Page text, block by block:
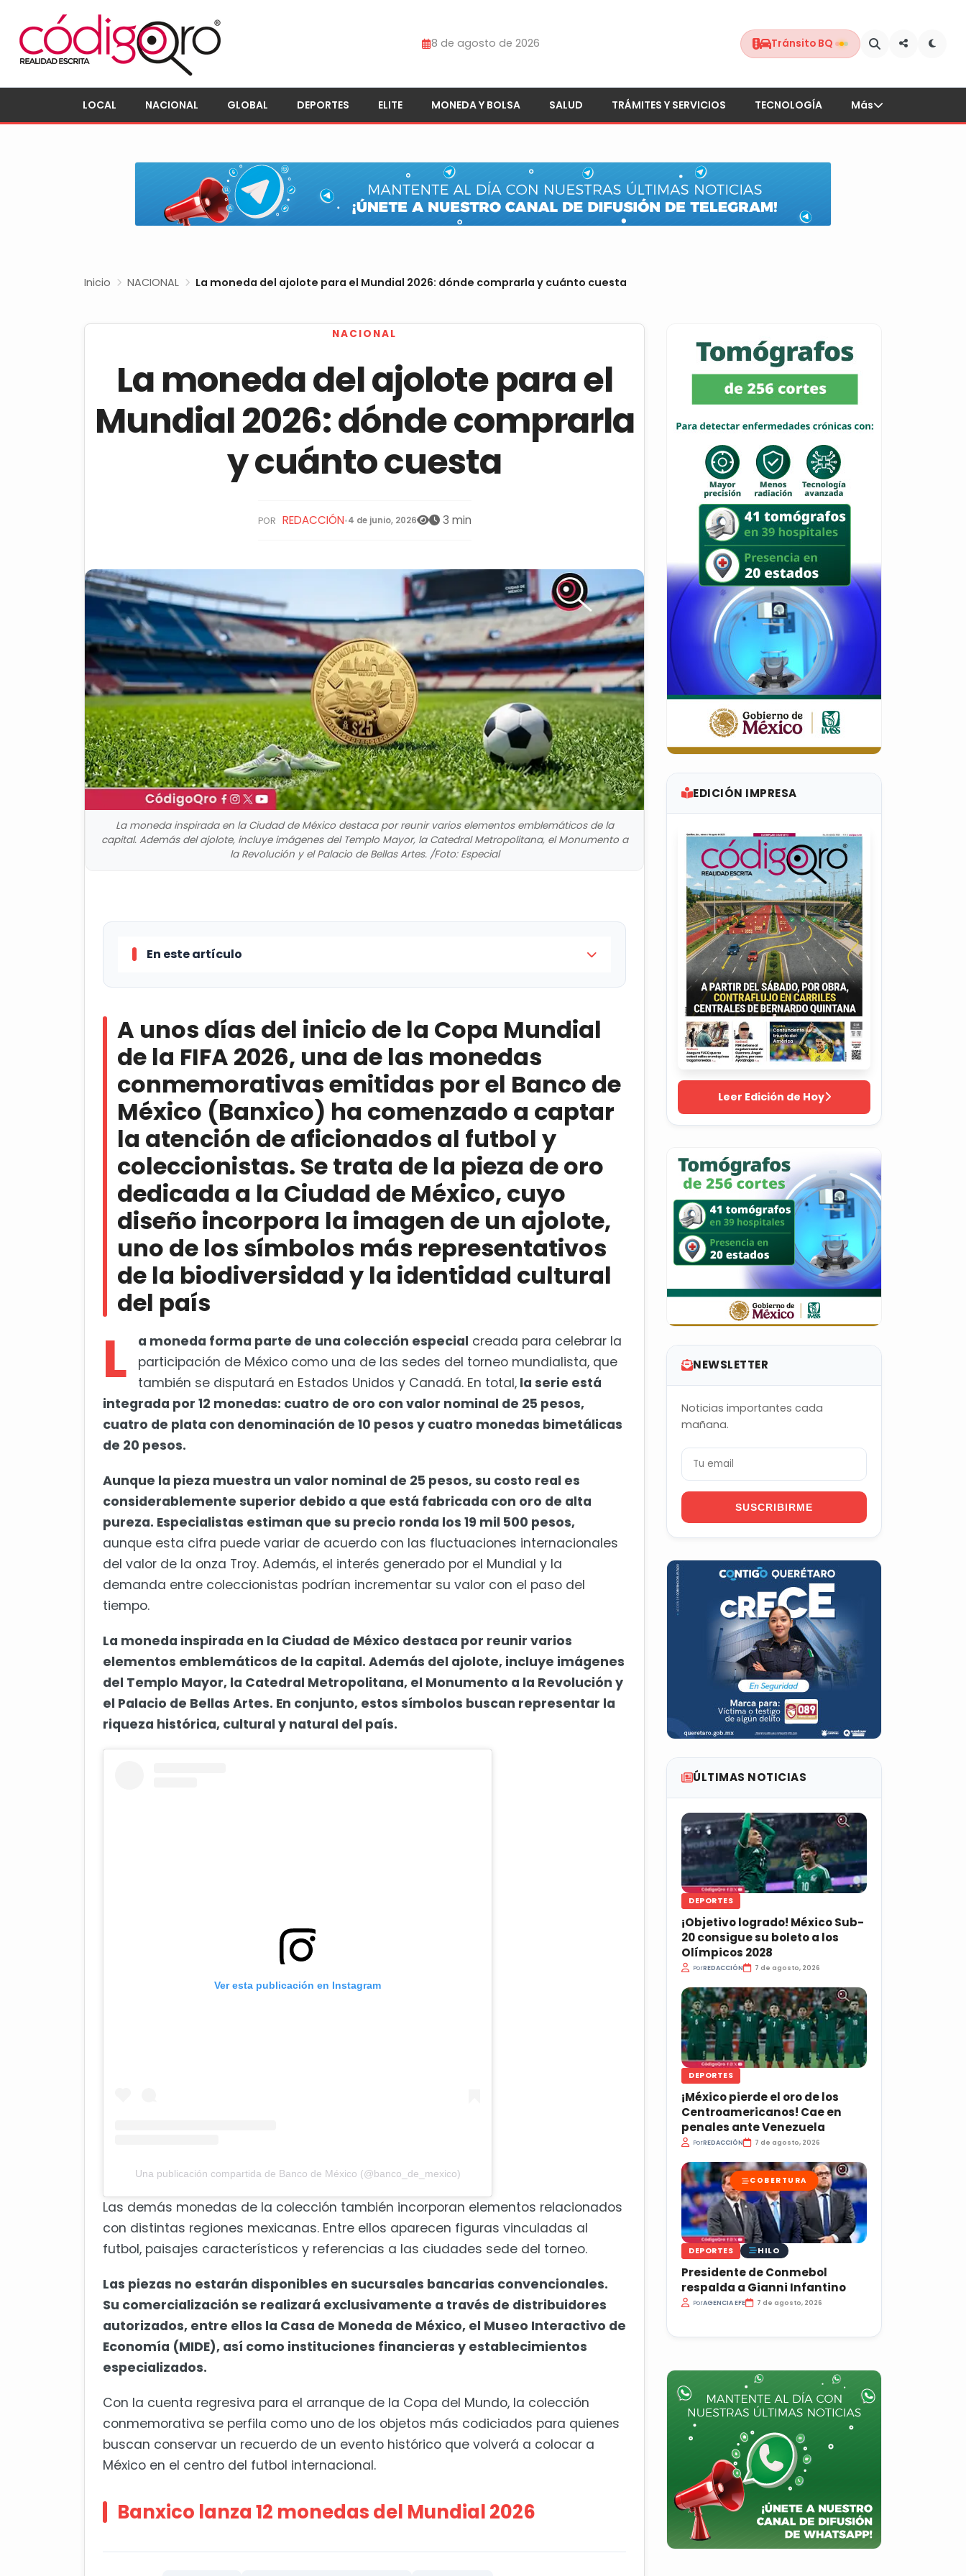
8 de agosto de 2026 Tránsito BQ
LOCAL NACIONAL GLOBAL DEPORTES ELITE MONEDA Y BOLSA SALUD TRÁMITES Y SERVICIOS TECNOLOGÍA Más
Inicio NACIONAL La moneda del ajolote para el Mundial 2026: dónde comprarla y cuánto cuesta
NACIONAL
La moneda del ajolote para el
Mundial 2026: dónde comprarla
y cuánto cuesta
POR REDACCIÓN•4 de junio, 2026 3 min
La moneda inspirada en la Ciudad de México destaca por reunir varios elementos emblemáticos de la
capital. Además del ajolote, incluye imágenes del Templo Mayor, la Catedral Metropolitana, el Monumento a
la Revolución y el Palacio de Bellas Artes. /Foto: Especial
En este artículo
la atención de aficionados al futbol y coleccionistas. Se trata de la pieza de oro
dedicada a la Ciudad de México, cuyo diseño incorpora la imagen de un ajolote, uno
de los símbolos más representativos de la biodiversidad y la identidad cultural del país
Banxico lanza 12 monedas del Mundial 2026
A unos días del inicio de la Copa Mundial
de la FIFA 2026, una de las monedas
conmemorativas emitidas por el Banco de
México (Banxico) ha comenzado a captar
la atención de aficionados al futbol y
coleccionistas. Se trata de la pieza de oro
dedicada a la Ciudad de México, cuyo
diseño incorpora la imagen de un ajolote,
uno de los símbolos más representativos
de la biodiversidad y la identidad cultural
del país
L a moneda forma parte de una colección especial creada para celebrar la
participación de México como una de las sedes del torneo mundialista, que
también se disputará en Estados Unidos y Canadá. En total, la serie está
integrada por 12 monedas: cuatro de oro con valor nominal de 25 pesos,
cuatro de plata con denominación de 10 pesos y cuatro monedas bimetálicas
de 20 pesos.
Aunque la pieza muestra un valor nominal de 25 pesos, su costo real es
considerablemente superior debido a que está fabricada con oro de alta
pureza. Especialistas estiman que su precio ronda los 19 mil 500 pesos,
aunque esta cifra puede variar de acuerdo con las fluctuaciones internacionales
del valor de la onza Troy. Además, el interés generado por el Mundial y la
demanda entre coleccionistas podrían incrementar su valor con el paso del
tiempo.
La moneda inspirada en la Ciudad de México destaca por reunir varios
elementos emblemáticos de la capital. Además del ajolote, incluye imágenes
del Templo Mayor, la Catedral Metropolitana, el Monumento a la Revolución y
el Palacio de Bellas Artes. En conjunto, estos símbolos buscan representar la
riqueza histórica, cultural y natural del país.
Ver esta publicación en Instagram
Una publicación compartida de Banco de México (@banco_de_mexico)
Las demás monedas de la colección también incorporan elementos relacionados
con distintas regiones mexicanas. Entre ellos aparecen figuras vinculadas al
futbol, paisajes característicos y referencias a las ciudades sede del torneo.
Las piezas no estarán disponibles en sucursales bancarias convencionales.
Su comercialización se realizará exclusivamente a través de distribuidores
autorizados, entre ellos la Casa de Moneda de México, el Museo Interactivo de
Economía (MIDE), así como instituciones financieras y establecimientos
especializados.
Con la cuenta regresiva para el arranque de la Copa del Mundo, la colección
conmemorativa se perfila como uno de los objetos más codiciados para quienes
buscan conservar un recuerdo de un evento histórico que volverá a colocar a
México en el centro del futbol internacional.
Banxico lanza 12 monedas del Mundial 2026
EDICIÓN IMPRESA
Leer Edición de Hoy
NEWSLETTER
Noticias importantes cada
mañana.
SUSCRIBIRME
ÚLTIMAS NOTICIAS
DEPORTES
¡Objetivo logrado! México Sub-
20 consigue su boleto a los
Olímpicos 2028
PorREDACCIÓN 7 de agosto, 2026
DEPORTES
¡México pierde el oro de los
Centroamericanos! Cae en
penales ante Venezuela
PorREDACCIÓN 7 de agosto, 2026
COBERTURA
DEPORTES HILO
Presidente de Conmebol
respalda a Gianni Infantino
PorAGENCIA EFE 7 de agosto, 2026